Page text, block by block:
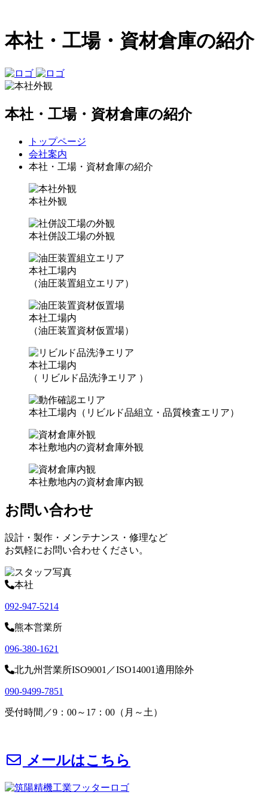
本社・工場・資材倉庫の紹介
本社・工場・資材倉庫の紹介
トップページ
会社案内
本社・工場・資材倉庫の紹介
本社外観
本社併設工場の外観
本社工場内
（油圧装置組立エリア）
本社工場内
（油圧装置資材仮置場）
本社工場内
（ リビルド品洗浄エリア ）
本社工場内（リビルド品組立・品質検査エリア）
本社敷地内の資材倉庫外観
本社敷地内の資材倉庫内観
お問い合わせ
設計・製作・メンテナンス・修理など
お気軽にお問い合わせください。
本社
092-947-5214
熊本営業所
096-380-1621
北九州営業所ISO9001／ISO14001適用除外
090-9499-7851
受付時間／9：00～17：00（月～土）
メールはこちら